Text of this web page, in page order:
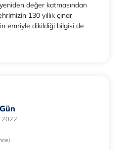
değer katmasından
130 yıllık çınar
emriyle dikildiği bilgisi de